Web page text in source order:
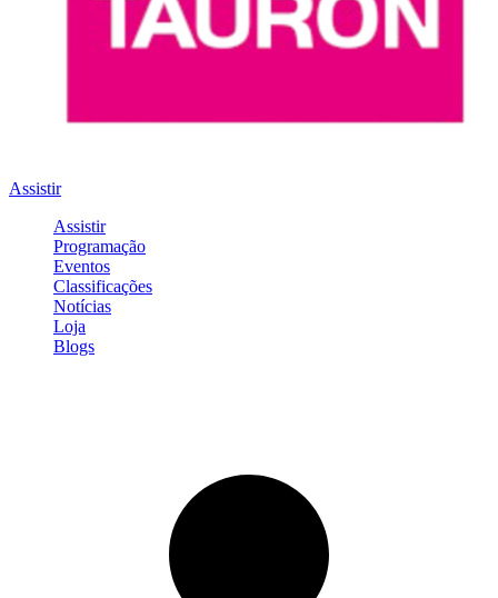
Assistir
Assistir
Programação
Eventos
Classificações
Notícias
Loja
Blogs